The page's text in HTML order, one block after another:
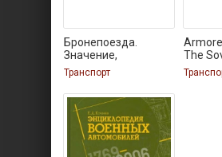
Бронепоезда.
Значение,
вооружение,
Транспорт
The